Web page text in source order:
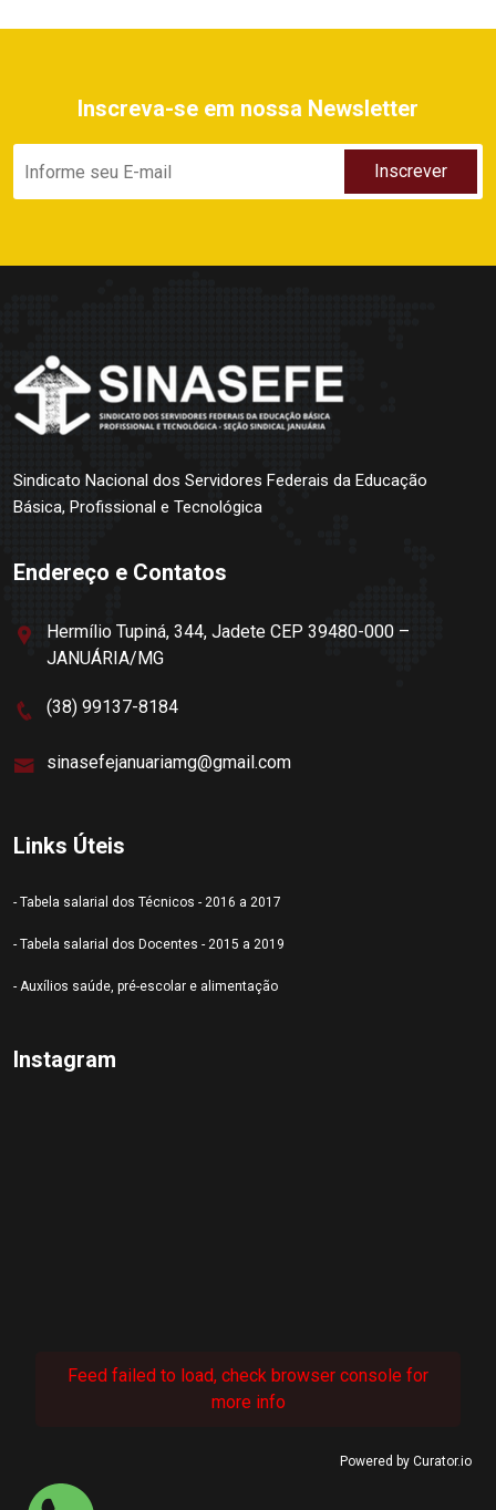
Inscreva-se em nossa Newsletter
Sindicato Nacional dos Servidores Federais da Educação
Básica, Profissional e Tecnológica
Endereço e Contatos
Hermílio Tupiná, 344, Jadete CEP 39480-000 –
JANUÁRIA/MG
(38) 99137-8184
sinasefejanuariamg@gmail.com
Links Úteis
- Tabela salarial dos Técnicos - 2016 a 2017
- Tabela salarial dos Docentes - 2015 a 2019
- Auxílios saúde, pré-escolar e alimentação
Instagram
Feed failed to load, check browser console for
more info
Powered by Curator.io